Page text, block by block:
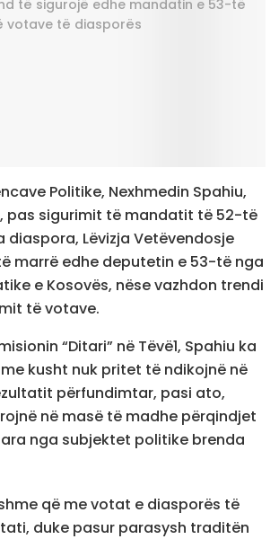
Politike, Nexhmedin Spahiu,
pas sigurimit të mandatit të 52-të
diaspora, Lëvizja Vetëvendosje
marrë edhe deputetin e 53-të nga
e Kosovës, nëse vazhdon trendi
të votave.
“Ditari” në Tëvë1, Spahiu ka
kusht nuk pritet të ndikojnë në
përfundimtar, pasi ato,
në masë të madhe përqindjet
nga subjektet politike brenda
që me votat e diasporës të
duke pasur parasysh traditën